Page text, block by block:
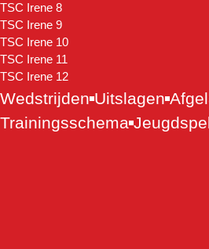
TSC Irene 8
TSC Irene 9
TSC Irene 10
TSC Irene 11
TSC Irene 12
Wedstrijden Uitslagen
Trainingsschema